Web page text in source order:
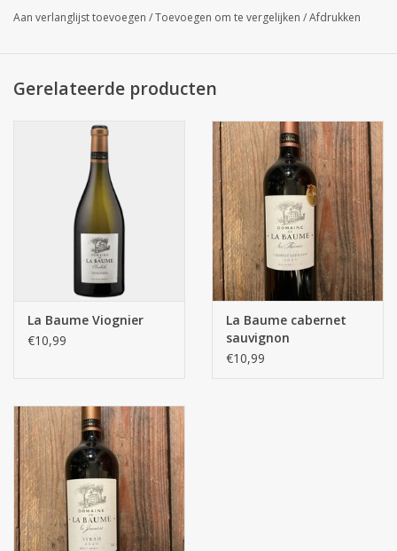
Geur
wilde aardbei en zwarte bessen die vers van de
Smaak
De wijn is rond, maar stevig. De fruitige aroma’s van
zwarte bessen en bosaardbei zijn mooi in evenwicht.
Aan verlanglijst toevoegen /Toevoegen om te vergelijken /Afdrukken
Gerelateerde producten
La Baume Viognier
€10,99
La Baume cabernet
sauvignon
€10,99